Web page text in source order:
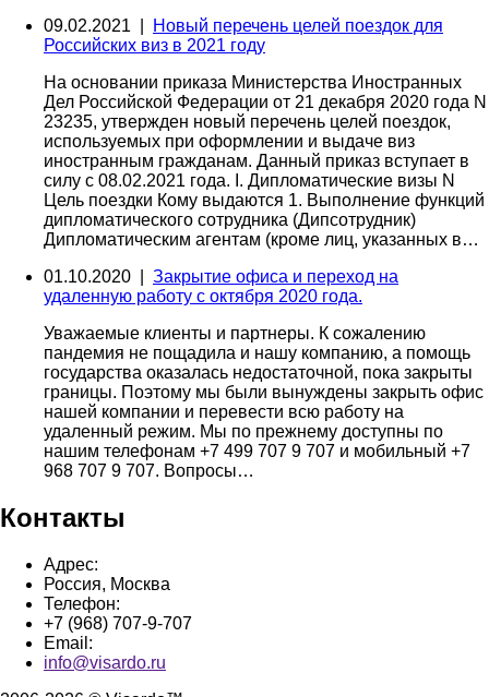
09.02.2021 |
Новый перечень целей поездок для
Российских виз в 2021 году
На основании приказа Министерства Иностранных
Дел Российской Федерации от 21 декабря 2020 года N
23235, утвержден новый перечень целей поездок,
используемых при оформлении и выдаче виз
иностранным гражданам. Данный приказ вступает в
силу с 08.02.2021 года. I. Дипломатические визы N
Цель поездки Кому выдаются 1. Выполнение функций
дипломатического сотрудника (Дипсотрудник)
Дипломатическим агентам (кроме лиц, указанных в…
01.10.2020 | Закрытие офиса и переход на
удаленную работу с октября 2020 года.
Уважаемые клиенты и партнеры. К сожалению
пандемия не пощадила и нашу компанию, а помощь
государства оказалась недостаточной, пока закрыты
границы. Поэтому мы были вынуждены закрыть офис
нашей компании и перевести всю работу на
удаленный режим. Мы по прежнему доступны по
нашим телефонам +7 499 707 9 707 и мобильный +7
968 707 9 707. Вопросы…
Контакты
Адрес:
Россия, Москва
Телефон:
+7 (968) 707-9-707
Email:
info@visardo.ru